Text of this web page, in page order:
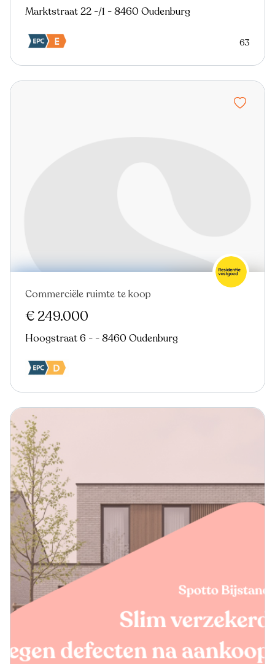
Marktstraat 22 -/1 - 8460 Oudenburg
63
Commerciële ruimte te koop
€ 249.000
Hoogstraat 6 - - 8460 Oudenburg